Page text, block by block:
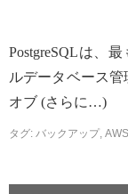
PostgreSQLは、
ルデータベース
オブ (さらに…)
タグ: バックアップ, AWS